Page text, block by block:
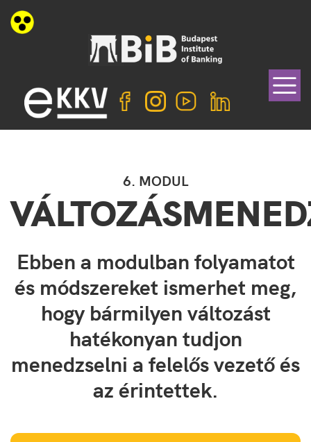
6. MODUL
Ebben a modulban folyamatot
és módszereket ismerhet meg,
hogy bármilyen változást
hatékonyan tudjon
menedzselni a felelős vezető és
az érintettek.